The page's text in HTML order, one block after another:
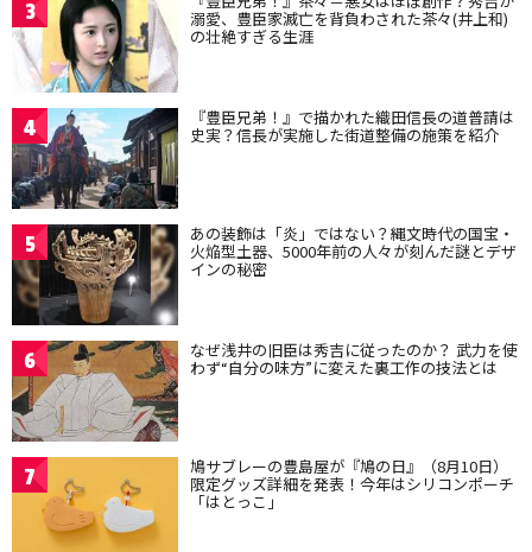
3 溺愛、豊臣家滅亡を背負わされた茶々(井上和)
の壮絶すぎる生涯
4 『豊臣兄弟！』で描かれた織田信長の道普請は
史実？信長が実施した街道整備の施策を紹介
5 あの装飾は「炎」ではない？縄文時代の国宝・
火焔型土器、5000年前の人々が刻んだ謎とデザ
インの秘密
6 なぜ浅井の旧臣は秀吉に従ったのか？ 武力を使
わず“自分の味方”に変えた裏工作の技法とは
7 鳩サブレーの豊島屋が『鳩の日』（8月10日）
限定グッズ詳細を発表！今年はシリコンポーチ
「はとっこ」